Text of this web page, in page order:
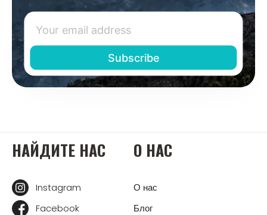
НАЙДИТЕ НАС
Instagram
Facebook
О НАС
О нас
Блог